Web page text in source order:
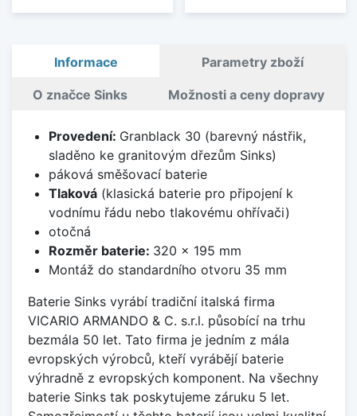
Informace Parametry zboží
O značce Sinks Možnosti a ceny dopravy
Provedení: Granblack 30 (barevný nástřik,
sladěno ke granitovým dřezům Sinks)
páková směšovací baterie
Tlaková(klasická baterie pro připojení k
vodnímu řádu nebo tlakovému ohřívači)
otočná
Rozměr baterie: 320 x 195 mm
Montáž do standardního otvoru 35 mm
Baterie Sinks vyrábí tradiční italská firma
VICARIO ARMANDO & C. s.r.l. působící na trhu
bezmála 50 let. Tato firma je jedním z mála
evropských výrobců, kteří vyrábějí baterie
výhradně z evropských komponent. Na všechny
baterie Sinks tak poskytujeme záruku 5 let.